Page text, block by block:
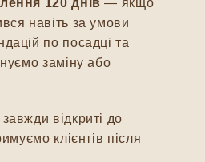
120 днів — якщо
навіть за умови
по посадці та
заміну або
відкриті до
клієнтів після